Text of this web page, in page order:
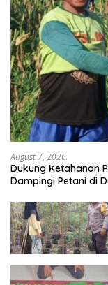
August 7, 2026
Dukung Ketahanan
Dampingi Petani di